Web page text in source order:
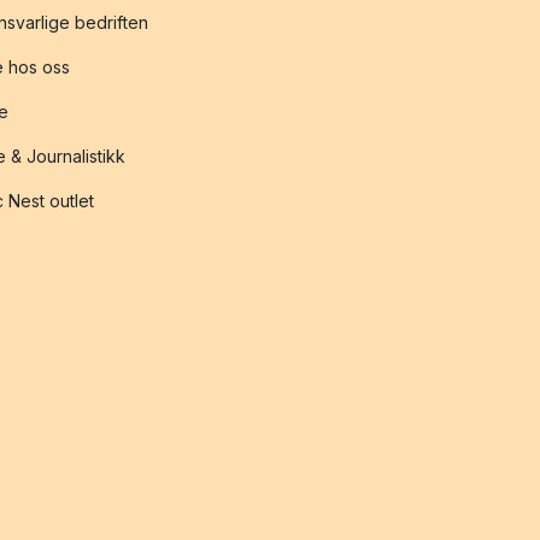
bedriften
hos oss
& Journalistikk
Nest outlet